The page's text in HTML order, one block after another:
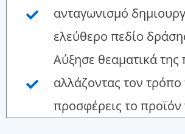
ανταγωνισμό
ελεύθερο πεδίο
Αύξησε θεαματικά
αλλάζοντας τον
προσφέρεις το